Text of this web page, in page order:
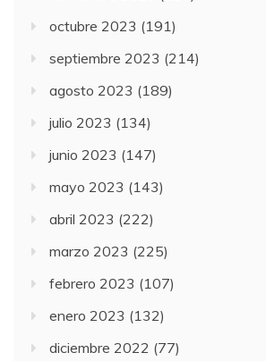
octubre 2023 (191)
septiembre 2023 (214)
agosto 2023 (189)
julio 2023 (134)
junio 2023 (147)
mayo 2023 (143)
abril 2023 (222)
marzo 2023 (225)
febrero 2023 (107)
enero 2023 (132)
diciembre 2022 (77)